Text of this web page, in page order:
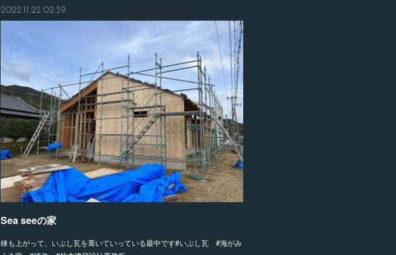
2022.11.22 02:39
Sea seeの家
棟も上がって、いぶし瓦を葺いていっている最中です#いぶし瓦 #海がみ